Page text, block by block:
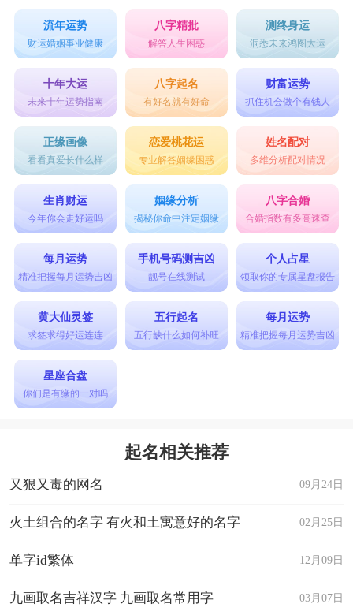
流年运势
财运婚姻事业健康
八字精批
解答人生困惑
测终身运
洞悉未来鸿图大运
十年大运
未来十年运势指南
八字起名
有好名就有好命
财富运势
抓住机会做个有钱人
正缘画像
看看真爱长什么样
恋爱桃花运
专业解答姻缘困惑
姓名配对
多维分析配对情况
生肖财运
今年你会走好运吗
姻缘分析
揭秘你命中注定姻缘
八字合婚
合婚指数有多高速查
每月运势
精准把握每月运势吉凶
手机号码测吉凶
靓号在线测试
个人占星
领取你的专属星盘报告
黄大仙灵签
求签求得好运连连
五行起名
五行缺什么如何补旺
每月运势
精准把握每月运势吉凶
星座合盘
你们是有缘的一对吗
起名相关推荐
09月24日
又狠又毒的网名
02月25日
火土组合的名字 有火和土寓意好的名字
12月09日
单字id繁体
03月07日
九画取名吉祥汉字 九画取名常用字